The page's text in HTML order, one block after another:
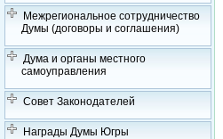
Межрегиональное сотрудничество
Думы (договоры и соглашения)
Дума и органы местного
самоуправления
Совет Законодателей
Награды Думы Югры